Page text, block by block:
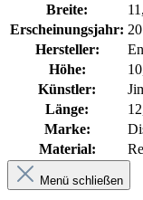
Breite:
Erscheinungsjahr:
Hersteller:
Höhe:
Künstler:
Länge:
Marke:
Material:
Menü schließen